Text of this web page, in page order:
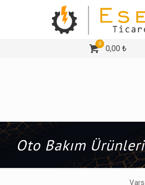
0
0,00 ₺
Oto Bakım Ürünleri